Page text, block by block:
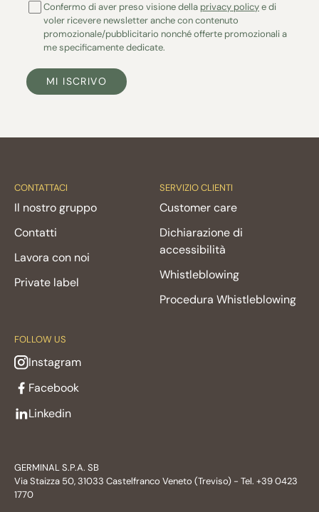
Confermo di aver preso visione della privacy policye di
voler ricevere newsletter anche con contenuto
promozionale/pubblicitario nonché offerte promozionali a
me specificamente dedicate.
MI ISCRIVO
CONTATTACI
Il nostro gruppo
Contatti
Lavora con noi
Private label
SERVIZIO CLIENTI
Customer care
Dichiarazione di
accessibilità
Whistleblowing
Procedura Whistleblowing
FOLLOW US
Instagram
Facebook
Linkedin
GERMINAL S.P.A. SB
Via Staizza 50, 31033 Castelfranco Veneto (Treviso) - Tel. +39 0423
1770